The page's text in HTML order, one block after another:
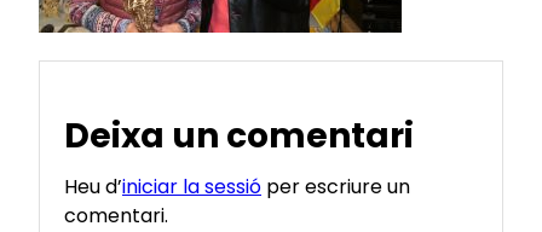
Deixa un comentari
Heu d’iniciar la sessió per escriure un
comentari.